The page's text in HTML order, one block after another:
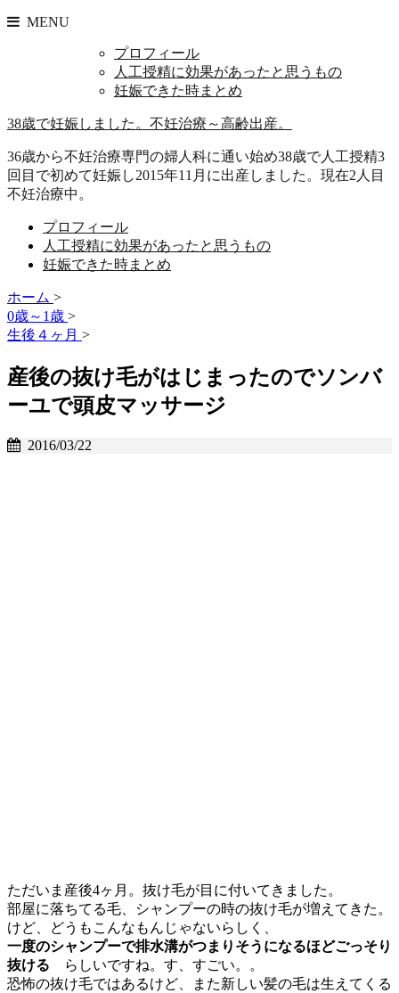
MENU
プロフィール
人工授精に効果があったと思うもの
妊娠できた時まとめ
38歳で妊娠しました。不妊治療～高齢出産。
36歳から不妊治療専門の婦人科に通い始め38歳で人工授精3
回目で初めて妊娠し2015年11月に出産しました。現在2人目
不妊治療中。
プロフィール
人工授精に効果があったと思うもの
妊娠できた時まとめ
ホーム >
0歳～1歳 >
生後４ヶ月 >
産後の抜け毛がはじまったのでソンバ
ーユで頭皮マッサージ
2016/03/22
ただいま産後4ヶ月。抜け毛が目に付いてきました。
部屋に落ちてる毛、シャンプーの時の抜け毛が増えてきた。
けど、どうもこんなもんじゃないらしく、
一度のシャンプーで排水溝がつまりそうになるほどごっそり
抜ける らしいですね。す、すごい。。
恐怖の抜け毛ではあるけど、また新しい髪の毛は生えてくる